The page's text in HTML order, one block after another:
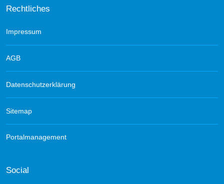
Rechtliches
Impressum
AGB
Datenschutzerklärung
Sitemap
Portalmanagement
Social